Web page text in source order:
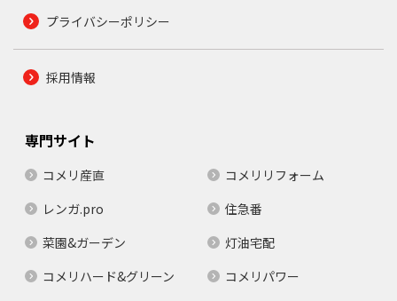
プライバシーポリシー
採用情報
専門サイト
コメリ産直
コメリリフォーム
レンガ.pro
住急番
菜園&ガーデン
灯油宅配
コメリハード&グリーン
コメリパワー